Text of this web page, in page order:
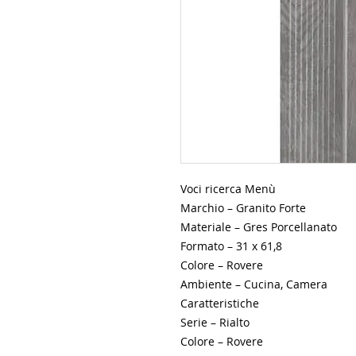
Voci ricerca Menù
Marchio – Granito Forte
Materiale – Gres Porcellanato
Formato – 31 x 61,8
Colore – Rovere
Ambiente – Cucina, Camera
Caratteristiche
Serie – Rialto
Colore – Rovere